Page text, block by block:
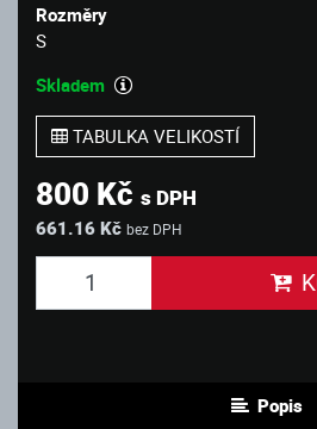
Rozměry
S
Skladem
TABULKA VELIKOSTÍ
800 Kč s DPH
661.16 Kč bez DPH
Popis